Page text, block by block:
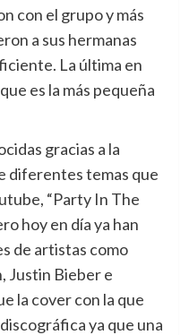
con el grupo y más
a sus hermanas
La última en
es la más pequeña
gracias a la
diferentes temas que
“Party In The
hoy en día ya han
de artistas como
Justin Bieber e
la cover con la que
ya que una